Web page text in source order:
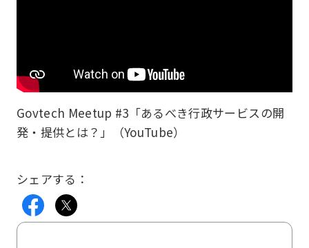
Govtech Meetup #3「あるべき行政サービスの開
発・提供とは？」（YouTube）
シェアする：